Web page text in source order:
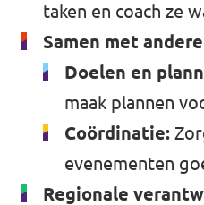
taken en coach ze
Samen met
Doelen en
maak plannen
Coördinatie:
evenementen
Regionale